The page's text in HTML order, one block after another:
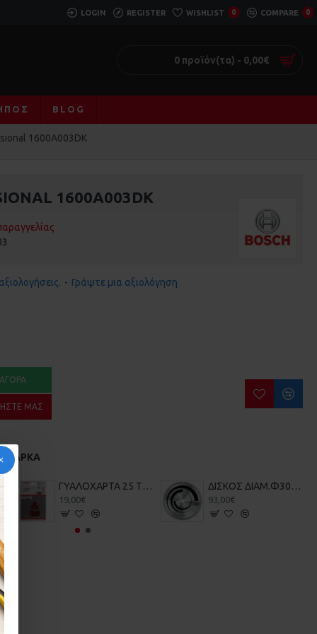
LOGIN REGISTER WISHLIST 0 COMPARE 0
0 προϊόν(τα) - 0,00€
BLOG
1600A003DK
1600A003DK
- Γράψτε μια αξιολόγηση
ΑΓΟΡΆ
ΜΑΣ
ΜΆΡΚΑ
ΓΥΑΛΟΧΑΡΤΑ 25 ΤΕΜ BOSCH 2608607417-720 102X62X93mm
19,00€
ΔΙΣΚΟΣ ΔΙΑΜ.Φ305 BOSCH 2608640453 Z96 ΑΛΟΥΜΙΝΙΟΥ - ΞΥΛΟΥ
93,00€